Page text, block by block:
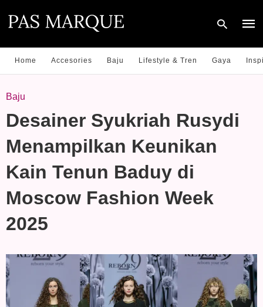
Home Accesories Baju Lifestyle & Tren Gaya
Baju
Desainer Syukriah Rusydi
Menampilkan Keunikan
Kain Tenun Baduy di
Moscow Fashion Week
2025